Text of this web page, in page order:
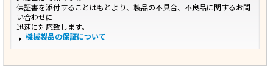
保証書を添付することはもとより、製品の不具合、不良品に関するお問
い合わせに
迅速に対応致します。
機械製品の保証について